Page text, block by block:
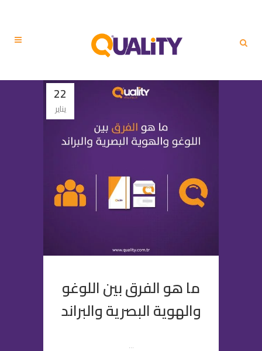
22
يناير
ما هو الفرق بين اللوغو
والهوية البصرية والبراند
...